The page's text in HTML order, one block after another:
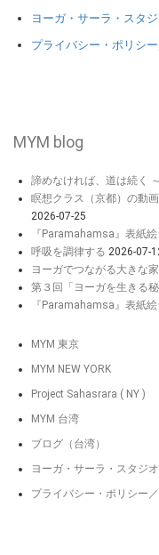
ヨーガ・サーラ・スタ
プライバシー・ポリシ
MYM blog
諦めなければ、道は続く
瞑想クラス（京都）の動
2026-07-25
『Paramahamsa』表紙
呼吸を調律する 2026-07-
ヨーガでつながる大きな家
第３回「ヨーガを生きる
『Paramahamsa』表紙
MYM 東京
MYM NEW YORK
Project Sahasrara ( NY )
MYM 台湾
ブログ（台湾）
ヨーガ・サーラ・スタジオ
プライバシー・ポリシー